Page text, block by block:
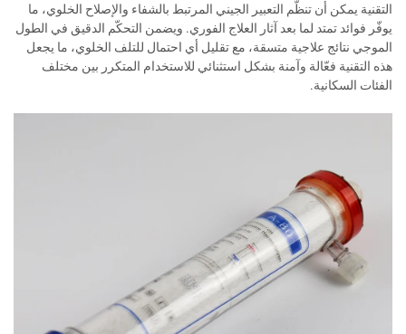
التقنية يمكن أن تنظّم التعبير الجيني المرتبط بالشفاء والإصلاح الخلوي، ما
يوفّر فوائد تمتد لما بعد آثار العلاج الفوري. ويضمن التحكّم الدقيق في الطول
الموجي نتائج علاجية متسقة، مع تقليل أي احتمال للتلف الخلوي، ما يجعل
هذه التقنية فعّالة وآمنة بشكل استثنائي للاستخدام المتكرر بين مختلف
الفئات السكانية.